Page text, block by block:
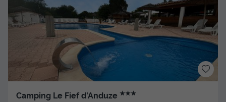
Camping Le Fief d'Anduze ★★★